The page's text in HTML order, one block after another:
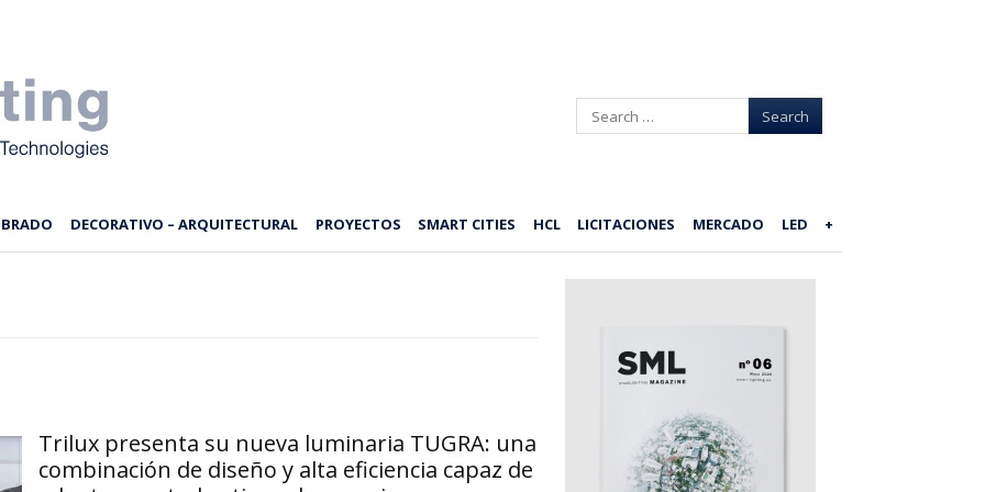
Search
DECORATIVO – ARQUITECTURAL PROYECTOS SMART CITIES HCL LICITACIONES MERCADO LED +
Trilux presenta su nueva luminaria TUGRA: una
combinación de diseño y alta eficiencia capaz de